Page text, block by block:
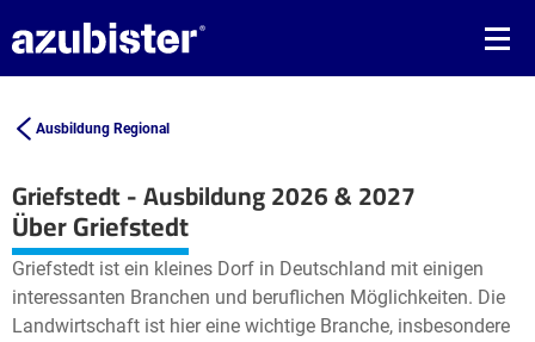
Ausbildung Regional
Griefstedt - Ausbildung 2026 & 2027
+
−
Leaflet| ©OpenStreetMap2
Über Griefstedt
Griefstedt ist ein kleines Dorf in Deutschland mit einigen
interessanten Branchen und beruflichen Möglichkeiten. Die
Landwirtschaft ist hier eine wichtige Branche, insbesondere